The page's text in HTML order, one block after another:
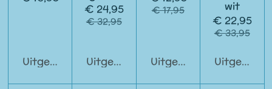
Uitgeschakeld
€ 24,95
€ 32,95
Uitgeschakeld
€ 17,95
Uitgeschakeld
wit
€ 22,95
€ 33,95